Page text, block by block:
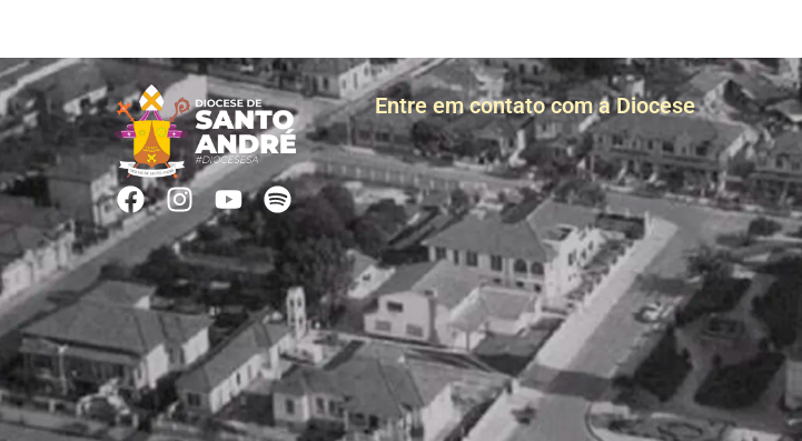
Entre em contato com a Diocese